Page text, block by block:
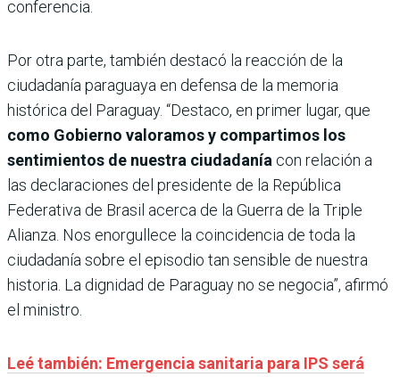
conferencia.
Por otra parte, también destacó la reacción de la
ciudadanía paraguaya en defensa de la memoria
histórica del Paraguay. “Destaco, en primer lugar, que
como Gobierno valoramos y compartimos los
sentimientos de nuestra ciudadanía con relación a
las declaraciones del presidente de la República
Federativa de Brasil acerca de la Guerra de la Triple
Alianza. Nos enorgullece la coincidencia de toda la
ciudadanía sobre el episodio tan sensible de nuestra
historia. La dignidad de Paraguay no se negocia”, afirmó
el ministro.
Leé también: Emergencia sanitaria para IPS será